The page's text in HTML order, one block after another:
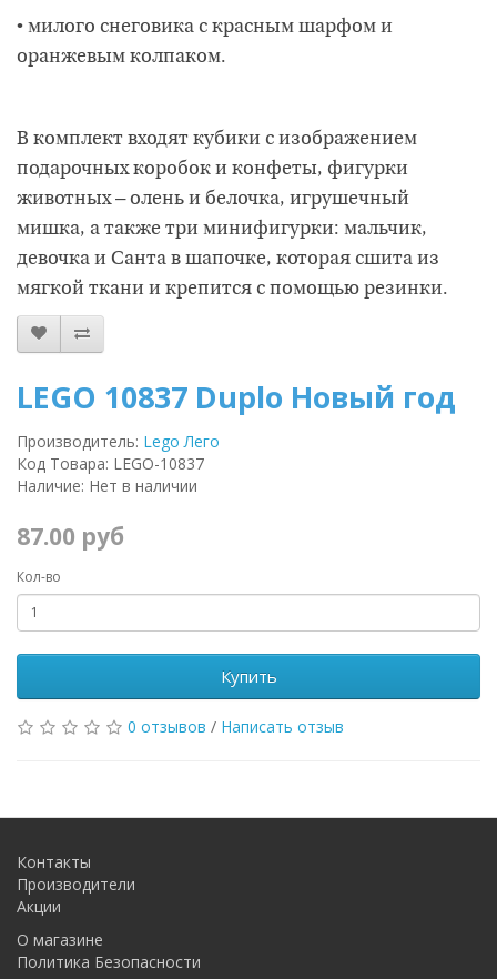
• милого снеговика с красным шарфом и
оранжевым колпаком.
В комплект входят кубики с изображением
подарочных коробок и конфеты, фигурки
животных – олень и белочка, игрушечный
мишка, а также три минифигурки: мальчик,
девочка и Санта в шапочке, которая сшита из
мягкой ткани и крепится с помощью резинки.
LEGO 10837 Duplo Новый год
Производитель: Lego Лего
Код Товара: LEGO-10837
Наличие: Нет в наличии
87.00 руб
Кол-во
Купить
0 отзывов / Написать отзыв
Контакты
Производители
Акции
О магазине
Политика Безопасности